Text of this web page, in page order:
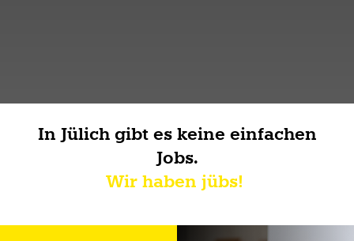
In Jülich gibt es keine einfachen
Jobs.
Wir haben jübs!